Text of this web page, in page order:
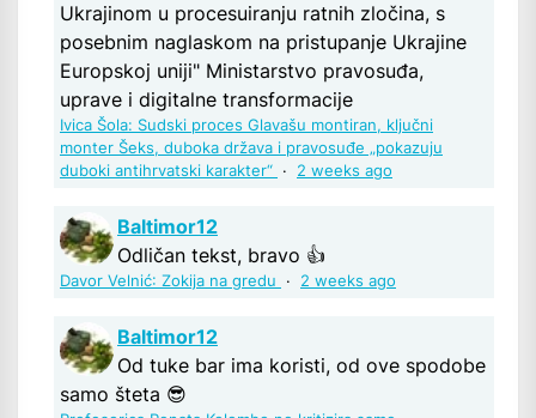
Ukrajinom u procesuiranju ratnih zločina, s
posebnim naglaskom na pristupanje Ukrajine
Europskoj uniji" Ministarstvo pravosuđa,
uprave i digitalne transformacije
Ivica Šola: Sudski proces Glavašu montiran, ključni
monter Šeks, duboka država i pravosuđe „pokazuju
duboki antihrvatski karakter“ · 2 weeks ago
Baltimor12
Odličan tekst, bravo 👍
Davor Velnić: Zokija na gredu · 2 weeks ago
Baltimor12
Od tuke bar ima koristi, od ove spodobe
samo šteta 😎